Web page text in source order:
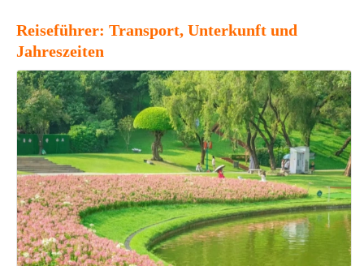
Reiseführer: Transport, Unterkunft und
Jahreszeiten